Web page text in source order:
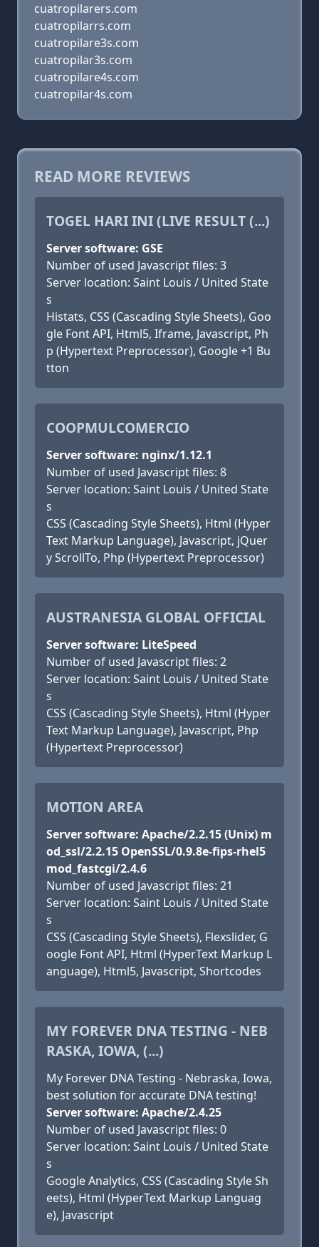
cuatropilarers.com
cuatropilarrs.com
cuatropilare3s.com
cuatropilar3s.com
cuatropilare4s.com
cuatropilar4s.com
READ MORE REVIEWS
TOGEL HARI INI (LIVE RESULT (...)
Server software: GSE
Number of used Javascript files: 3
Server location: Saint Louis / United State
s
Histats, CSS (Cascading Style Sheets), Goo
gle Font API, Html5, Iframe, Javascript, Ph
p (Hypertext Preprocessor), Google +1 Bu
tton
COOPMULCOMERCIO
Server software: nginx/1.12.1
Number of used Javascript files: 8
Server location: Saint Louis / United State
s
CSS (Cascading Style Sheets), Html (Hyper
Text Markup Language), Javascript, jQuer
y ScrollTo, Php (Hypertext Preprocessor)
AUSTRANESIA GLOBAL OFFICIAL
Server software: LiteSpeed
Number of used Javascript files: 2
Server location: Saint Louis / United State
s
CSS (Cascading Style Sheets), Html (Hyper
Text Markup Language), Javascript, Php
(Hypertext Preprocessor)
MOTION AREA
Server software: Apache/2.2.15 (Unix) m
od_ssl/2.2.15 OpenSSL/0.9.8e-fips-rhel5
mod_fastcgi/2.4.6
Number of used Javascript files: 21
Server location: Saint Louis / United State
s
CSS (Cascading Style Sheets), Flexslider, G
oogle Font API, Html (HyperText Markup L
anguage), Html5, Javascript, Shortcodes
MY FOREVER DNA TESTING - NEB
RASKA, IOWA, (...)
My Forever DNA Testing - Nebraska, Iowa,
best solution for accurate DNA testing!
Server software: Apache/2.4.25
Number of used Javascript files: 0
Server location: Saint Louis / United State
s
Google Analytics, CSS (Cascading Style Sh
eets), Html (HyperText Markup Languag
e), Javascript